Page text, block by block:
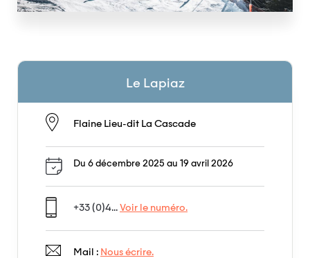
Le Lapiaz
Flaine Lieu-dit La Cascade
Du 6 décembre 2025 au 19 avril 2026
+33 (0)4... Voir le numéro.
Mail : Nous écrire.